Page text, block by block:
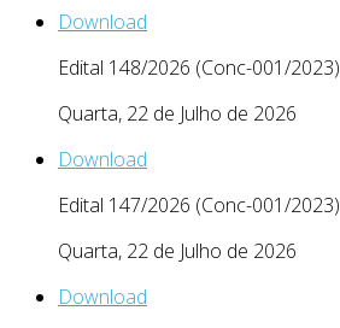
Download
Edital 148/2026 (Conc-001/2023)
Quarta, 22 de Julho de 2026
Download
Edital 147/2026 (Conc-001/2023)
Quarta, 22 de Julho de 2026
Download